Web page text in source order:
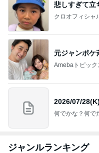
悲しすぎて立
クロオフィシャ
元ジャンポケ
Amebaトピック
2026/07/
何でかな？何で
ジャンルランキング